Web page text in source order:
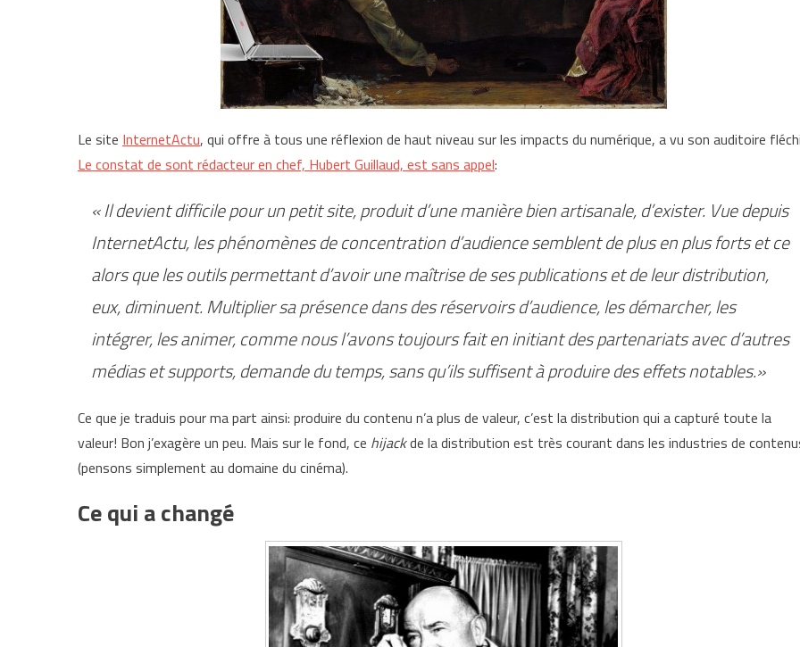
Le site InternetActu, qui offre à tous une réflexion de haut niveau sur les impacts du numérique, a vu son auditoire
Le constat de sont rédacteur en chef, Hubert Guillaud, est sans appel:
« Il devient difficile pour un petit site, produit d’une manière bien artisanale, d’exister. Vue depuis
InternetActu, les phénomènes de concentration d’audience semblent de plus en plus forts et ce
alors que les outils permettant d’avoir une maîtrise de ses publications et de leur distribution,
eux, diminuent. Multiplier sa présence dans des réservoirs d’audience, les démarcher, les
intégrer, les animer, comme nous l’avons toujours fait en initiant des partenariats avec d’autres
médias et supports, demande du temps, sans qu’ils suffisent à produire des effets notables.»
Ce que je traduis pour ma part ainsi: produire du contenu n’a plus de valeur, c’est la distribution qui a capturé toute la
valeur! Bon j’exagère un peu. Mais sur le fond, ce hijackde la distribution est très courant dans les industries de
(pensons simplement au domaine du cinéma).
Ce qui a changé